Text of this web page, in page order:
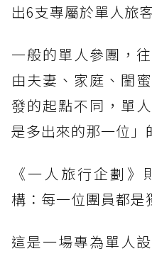
出6支專屬於單人旅
一般的單人參團，
由夫妻、家庭、閨
發的起點不同，單
是多出來的那一位」
《一人旅行企劃
構：每一位團員都是
這是一場專為單人